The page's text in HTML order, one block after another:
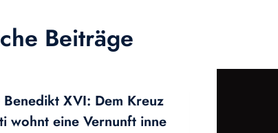
Beiträge
Benedikt XVI: Dem Kreuz
wohnt eine Vernunft inne